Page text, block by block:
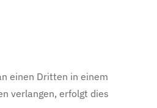
einen Dritten in einem
verlangen, erfolgt dies